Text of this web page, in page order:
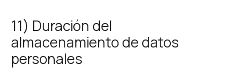
11) Duración del
almacenamiento de datos
personales